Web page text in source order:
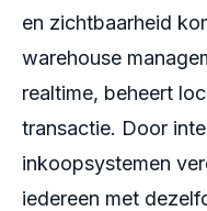
en zichtbaarheid
warehouse
realtime, beheert
transactie. Door
inkoopsystemen
iedereen met